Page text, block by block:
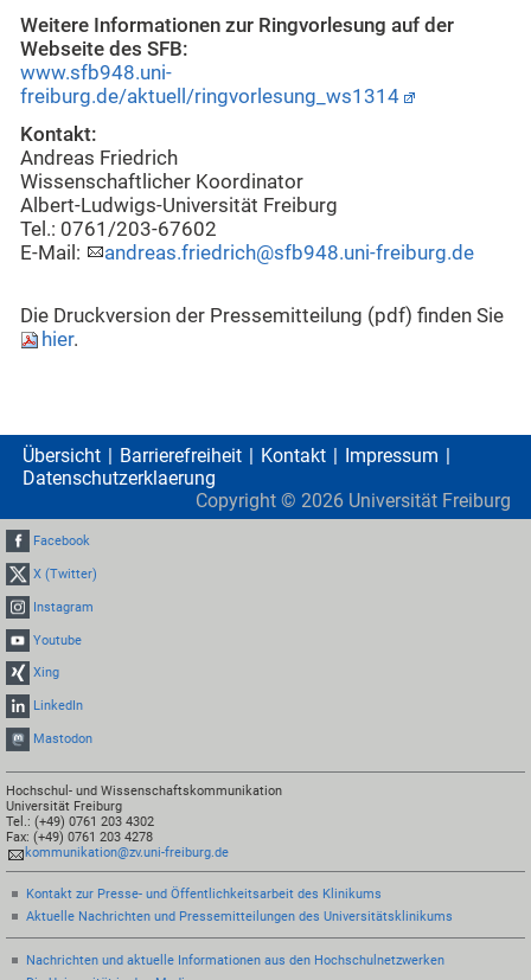
Weitere Informationen zur Ringvorlesung auf der
Webseite des SFB:
www.sfb948.uni-
freiburg.de/aktuell/ringvorlesung_ws1314
Kontakt:
Andreas Friedrich
Wissenschaftlicher Koordinator
Albert-Ludwigs-Universität Freiburg
Tel.: 0761/203-67602
E-Mail:
andreas.friedrich@sfb948.uni-freiburg.de
Die Druckversion der Pressemitteilung (pdf) finden Sie
hier.
Übersicht Barrierefreiheit Kontakt
Impressum
Datenschutzerklaerung
Copyright © 2026 Universität Freiburg
Facebook
X (Twitter)
Instagram
Youtube
Xing
LinkedIn
Mastodon
Hochschul- und Wissenschaftskommunikation
Universität Freiburg
Tel.: (+49) 0761 203 4302
Fax: (+49) 0761 203 4278
kommunikation@zv.uni-freiburg.de
Kontakt zur Presse- und Öffentlichkeitsarbeit des Klinikums
Aktuelle Nachrichten und Pressemitteilungen des Universitätsklinikums
Nachrichten und aktuelle Informationen aus den Hochschulnetzwerken